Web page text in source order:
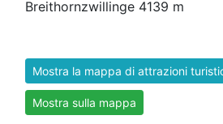
Breithornzwillinge 4139 m
Mostra la mappa di attrazioni
Mostra sulla mappa